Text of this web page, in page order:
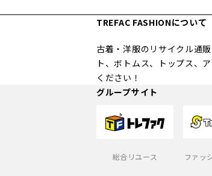
TREFAC FASHIONについて
古着・洋服のリサイクル通
ト、ボトムス、トップス、
ください！
グループサイト
総合リユース ファッ